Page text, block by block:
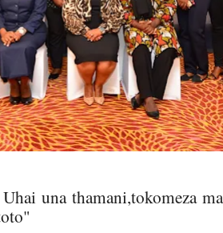
una thamani,tokomeza